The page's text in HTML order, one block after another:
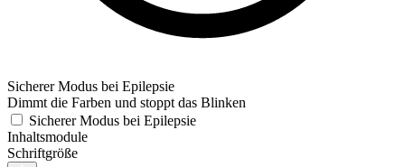
Sicherer Modus bei Epilepsie
Dimmt die Farben und stoppt das Blinken
Sicherer Modus bei Epilepsie
Inhaltsmodule
Schriftgröße